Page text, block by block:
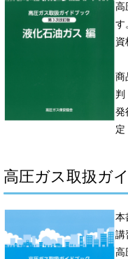
高
す
資
商
発
高圧ガス取扱ガ
本
講
高